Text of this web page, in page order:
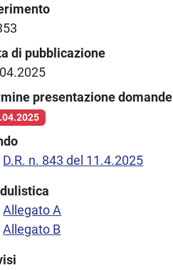
di pubblicazione
presentazione domande
D.R. n. 843 del 11.4.2025
Allegato A
Allegato B